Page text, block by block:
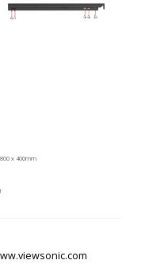
x 400mm